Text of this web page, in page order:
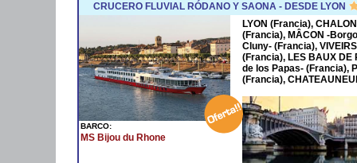
CRUCERO FLUVIAL RÓDANO Y SAONA - DESDE LYON
BARCO:
MS Bijou du Rhone
LYON (Francia),
(Francia), MÂCON -
Cluny- (Francia),
(Francia), LES BAUX DE
de los Papas- (Francia),
(Francia),